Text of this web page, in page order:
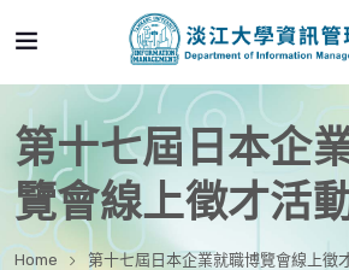
第十七屆日本企
覽會線上徵才活
Home 第十七屆日本企業就職博覽會線上徵